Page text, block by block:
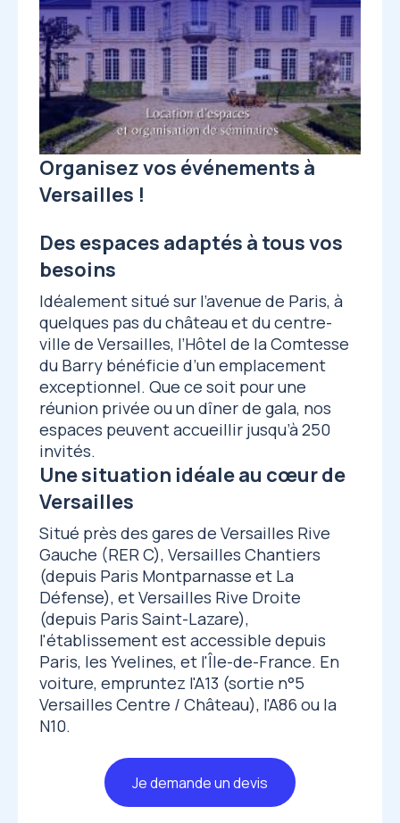
Organisez vos événements à
Versailles !
Des espaces adaptés à tous vos
besoins
Idéalement situé sur l’avenue de Paris, à
quelques pas du château et du centre-
ville de Versailles, l’Hôtel de la Comtesse
du Barry bénéficie d’un emplacement
exceptionnel. Que ce soit pour une
réunion privée ou un dîner de gala, nos
espaces peuvent accueillir jusqu’à 250
invités.
Une situation idéale au cœur de
Versailles
Situé près des gares de Versailles Rive
Gauche (RER C), Versailles Chantiers
(depuis Paris Montparnasse et La
Défense), et Versailles Rive Droite
(depuis Paris Saint-Lazare),
l'établissement est accessible depuis
Paris, les Yvelines, et l'Île-de-France. En
voiture, empruntez l'A13 (sortie n°5
Versailles Centre / Château), l'A86 ou la
N10.
Je demande un devis